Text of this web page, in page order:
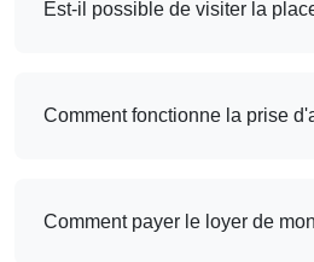
Est-il possible de visiter la
Comment fonctionne la prise
Comment payer le loyer de